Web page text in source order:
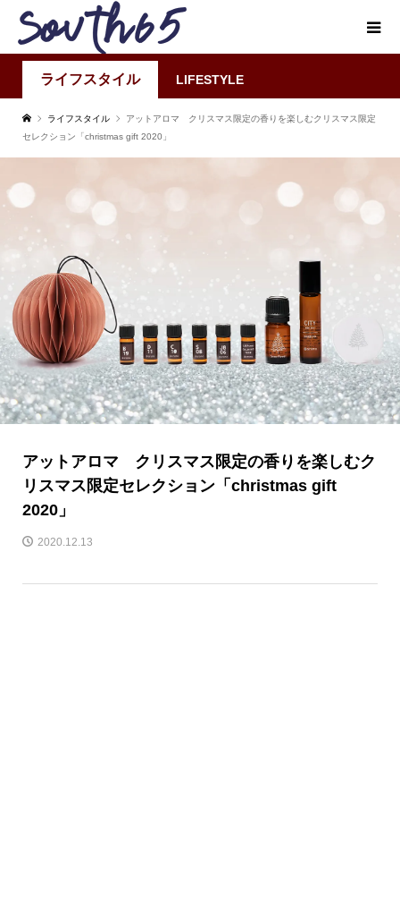
ライフスタイル LIFESTYLE
ライフスタイル
アットアロマ クリスマス限定の香りを楽しむクリスマス限定
セレクション「christmas gift 2020」
アットアロマ クリスマス限定の香りを楽しむク
リスマス限定セレクション「christmas gift
2020」
2020.12.13